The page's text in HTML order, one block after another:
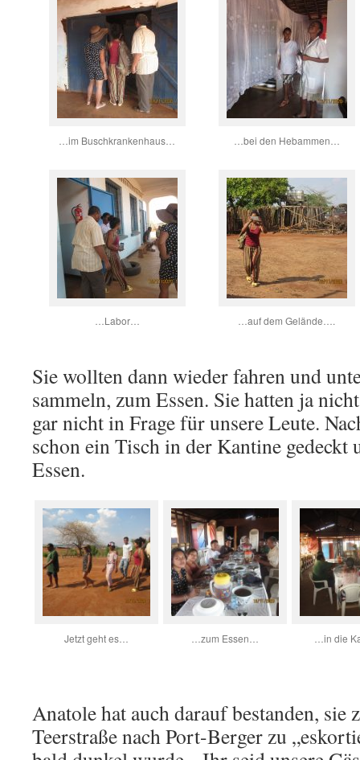
…im Buschkrankenhaus… …bei den Hebammen…
…Labor… …auf dem Gelände….
Sie wollten dann wieder fahren und
sammeln, zum Essen. Sie hatten ja
gar nicht in Frage für unsere Leute.
schon ein Tisch in der Kantine gedeckt
Essen.
Jetzt geht es… …zum Essen… …in die
Anatole hat auch darauf bestanden, sie
Teerstraße nach Port-Berger zu